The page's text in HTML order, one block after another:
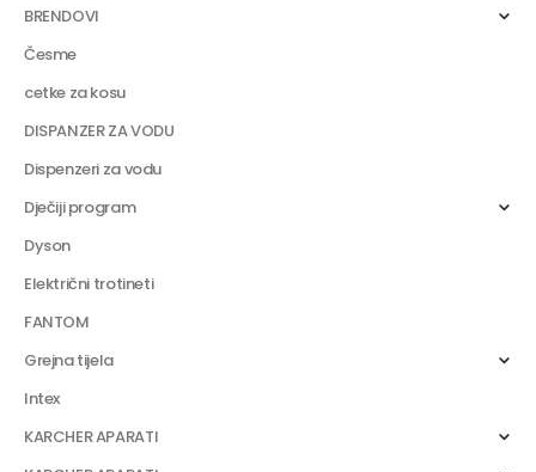
BRENDOVI
Česme
cetke za kosu
DISPANZER ZA VODU
Dispenzeri za vodu
Dječiji program
Dyson
Električni trotineti
FANTOM
Grejna tijela
Intex
KARCHER APARATI